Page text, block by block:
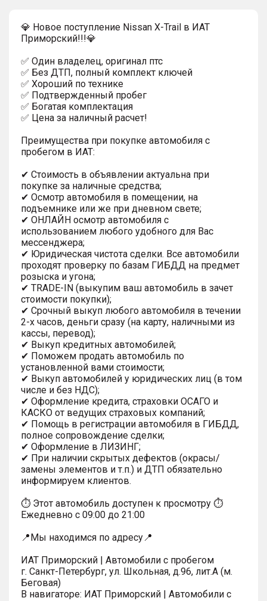
💎 Новоe поступление Nissаn X-Trail в ИАТ
Пpимоpский!!!💎
✅ Один владелец, оригинал птс
✅ Без ДТП, полный комплект ключей
✅ Хороший по технике
✅ Подтвержденный пробег
✅ Богaтая кoмплектация
✅ Цена за наличный расчет!
Преимущества при покупке автомобиля с
пробегом в ИАТ:
✔ Стоимость в объявлении актуальна при
покупке за наличные средства;
✔ Осмотр автомобиля в помещении, на
подъемнике или же при дневном свете;
✔ ОНЛАЙН осмотр автомобиля с
использованием любого удобного для Вас
мессенджера;
✔ Юридическая чистота сделки. Все автомобили
проходят проверку по базам ГИБДД на предмет
розыска и угона;
✔ TRADE-IN (выкупим ваш автомобиль в зачет
стоимости покупки);
✔ Срочный выкуп любого автомобиля в течении
2-х часов, деньги сразу (на карту, наличными из
кассы, перевод);
✔ Выкуп кредитных автомобилей;
✔ Поможем продать автомобиль по
установленной вами стоимости;
✔ Выкуп автомобилей у юридических лиц (в том
числе и без НДС);
✔ Оформление кредита, страховки ОСАГО и
КАСКО от ведущих страховых компаний;
✔ Помощь в регистрации автомобиля в ГИБДД,
полное сопровождение сделки;
✔ Оформление в ЛИЗИНГ;
✔ При наличии скрытых дефектов (окрасы/
замены элементов и т.п.) и ДТП обязательно
информируем клиентов.
⏱ Этот автомобиль доступен к просмотру ⏱
Ежедневно с 09:00 до 21:00
📍Мы находимся по адресу📍
ИАТ Приморский | Автомобили с пробегом
г. Санкт-Петербург, ул. Школьная, д.96, лит.А (м.
Беговая)
В навигаторе: ИАТ Приморский | Автомобили с